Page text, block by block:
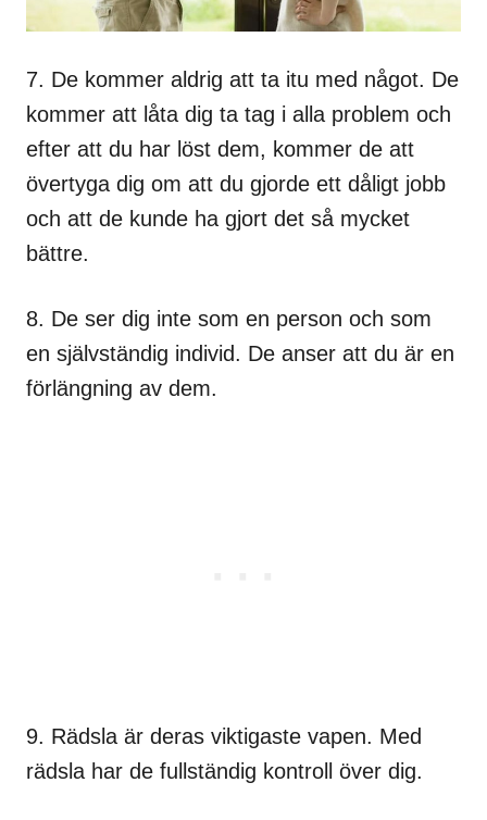
7. De kommer aldrig att ta itu med något. De
kommer att låta dig ta tag i alla problem och
efter att du har löst dem, kommer de att
övertyga dig om att du gjorde ett dåligt jobb
och att de kunde ha gjort det så mycket
bättre.
8. De ser dig inte som en person och som
en självständig individ. De anser att du är en
förlängning av dem.
9. Rädsla är deras viktigaste vapen. Med
rädsla har de fullständig kontroll över dig.